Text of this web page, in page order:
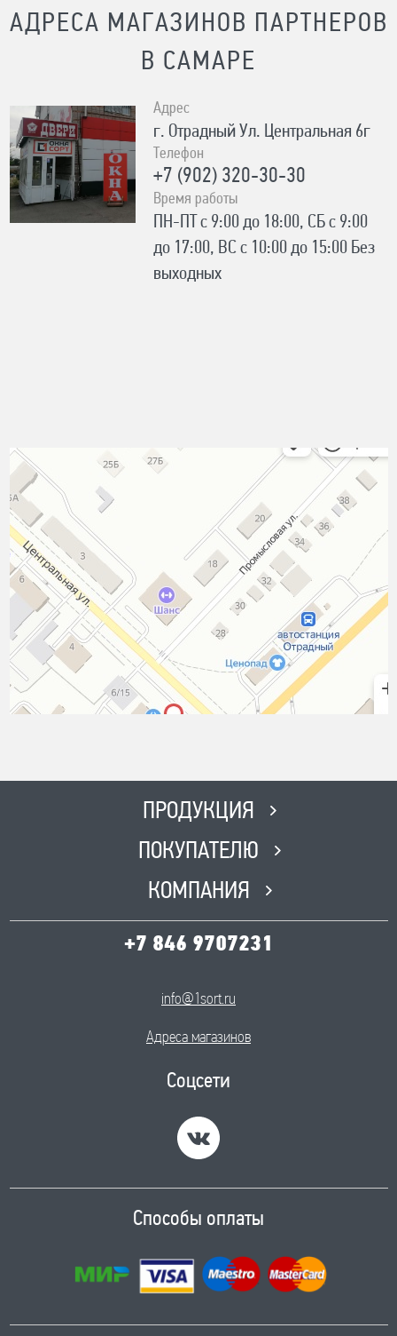
АДРЕСА МАГАЗИНОВ ПАРТНЕРОВ
В САМАРЕ
Адрес
г. Отрадный Ул. Центральная 6г
Телефон
+7 (902) 320-30-30
Время работы
ПН-ПТ с 9:00 до 18:00, СБ с 9:00
до 17:00, ВС с 10:00 до 15:00 Без
выходных
ПРОДУКЦИЯ
ПОКУПАТЕЛЮ
КОМПАНИЯ
+7 846 9707231
info@1sort.ru
Адреса магазинов
Соцсети
Способы оплаты